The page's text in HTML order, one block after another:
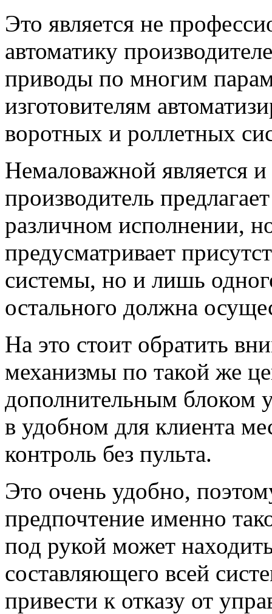
Это является не
автоматику
приводы по многим
изготовителям
воротных и роллетных
Немаловажной является
производитель
различном исполнении,
предусматривает
системы, но и лишь
остального должна
На это стоит обратить
механизмы по такой же
дополнительным блоком
в удобном для клиента
контроль без пульта.
Это очень удобно,
предпочтение именно
под рукой может
составляющего всей
привести к отказу от